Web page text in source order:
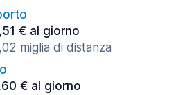
€ al giorno
miglia di distanza
€ al giorno